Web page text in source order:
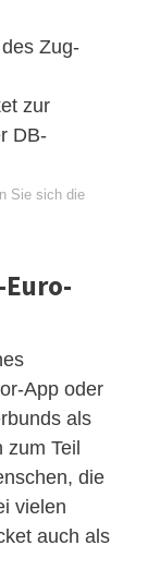
Zug-
zur
DB-
Sie sich die
App oder
als
zum Teil
die
vielen
auch als